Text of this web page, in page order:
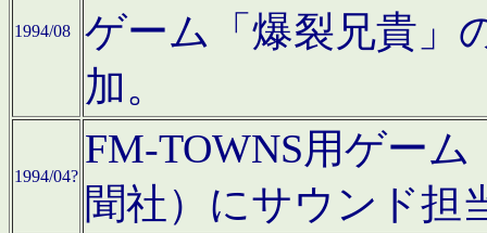
1994/08
ゲーム「爆裂兄貴」
加。
1994/04?
FM-TOWNS用ゲー
聞社）にサウンド担